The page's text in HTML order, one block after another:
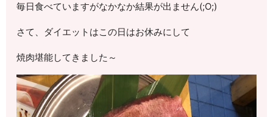
毎日食べていますがなかなか結果が出ません(;O;)
さて、ダイエットはこの日はお休みにして
焼肉堪能してきました～